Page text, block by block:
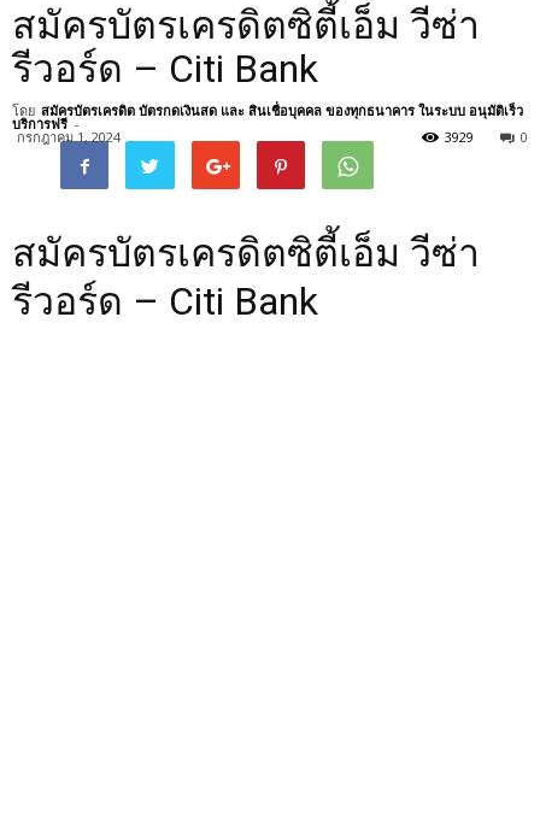
สมัครบัตรเครดิตซิตี้เอ็ม วีซ่า
รีวอร์ด – Citi Bank
โดย สมัครบัตรเครดิต บัตรกดเงินสด และ สินเชื่อบุคคล ของทุกธนาคาร ในระบบ อนุมัติเร็ว
บริการฟรี -
กรกฎาคม 1, 2024 0
3929
สมัครบัตรเครดิตซิตี้เอ็ม วีซ่า
รีวอร์ด – Citi Bank